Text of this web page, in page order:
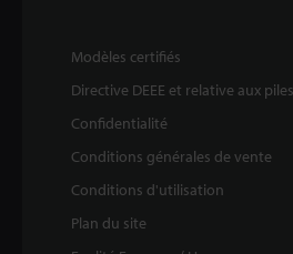
Modèles certifiés
Directive DEEE et relative aux piles
Confidentialité
Conditions générales de vente
Conditions d'utilisation
Plan du site